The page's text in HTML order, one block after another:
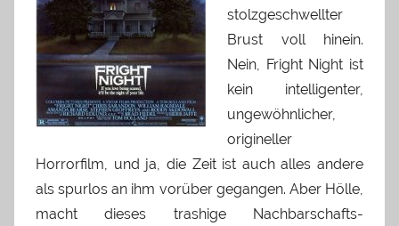
stolzgeschwellter
Brust voll hinein.
Nein, Fright Night ist
kein intelligenter,
ungewöhnlicher,
origineller
Horrorfilm, und ja, die Zeit ist auch alles andere
als spurlos an ihm vorüber gegangen. Aber Hölle,
macht dieses trashige Nachbarschafts-